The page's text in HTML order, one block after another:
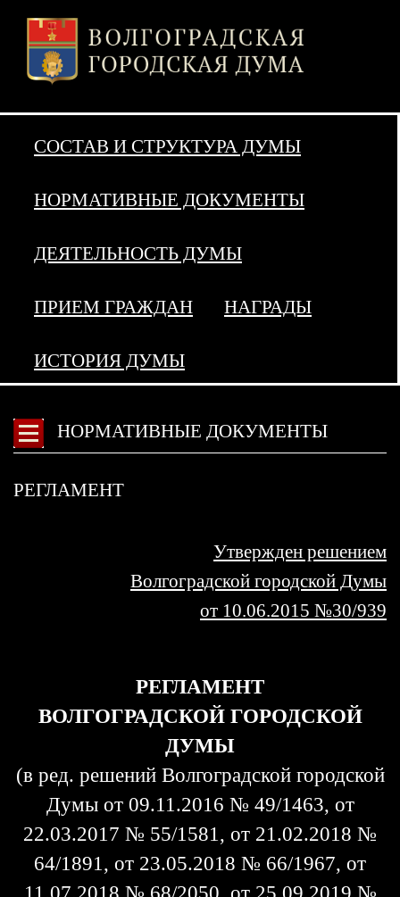
СОСТАВ И СТРУКТУРА ДУМЫ
НОРМАТИВНЫЕ ДОКУМЕНТЫ
ДЕЯТЕЛЬНОСТЬ ДУМЫ
ПРИЕМ ГРАЖДАН НАГРАДЫ
ИСТОРИЯ ДУМЫ
НОРМАТИВНЫЕ ДОКУМЕНТЫ
РЕГЛАМЕНТ
Утвержден решением
Волгоградской городской Думы
от 10.06.2015 №30/939
РЕГЛАМЕНТ
ВОЛГОГРАДСКОЙ ГОРОДСКОЙ
ДУМЫ
(в ред. решений Волгоградской городской
Думы от 09.11.2016 № 49/1463, от
22.03.2017 № 55/1581, от 21.02.2018 №
64/1891, от 23.05.2018 № 66/1967, от